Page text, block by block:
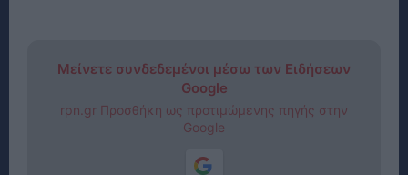
Μείνετε συνδεδεμένοι μέσω των Ειδήσεων
Google
rpn.gr Προσθήκη ως προτιμώμενης πηγής στην
Google